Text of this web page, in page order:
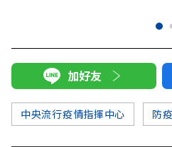
加好友
中央流行疫情指揮中心 防疫